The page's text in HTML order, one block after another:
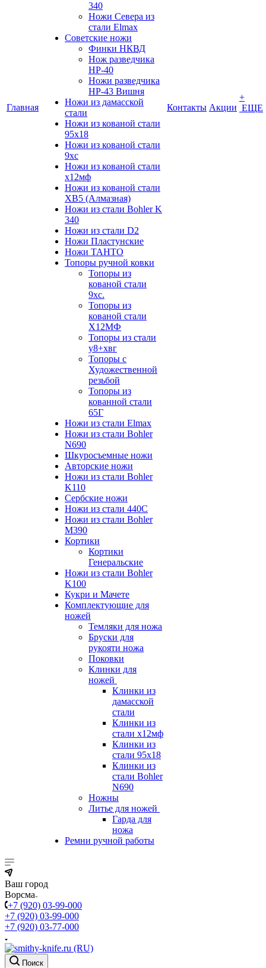
Главная
340
Ножи Севера из
стали Elmax
Советские ножи
Финки НКВД
Нож разведчика
НР-40
Ножи разведчика
НР-43 Вишня
Ножи из дамасской
стали
Ножи из кованой стали
95х18
Ножи из кованой стали
9хс
Ножи из кованой стали
х12мф
Ножи из кованой стали
ХВ5 (Алмазная)
Ножи из стали Bohler K
340
Ножи из стали D2
Ножи Пластунские
Ножи ТАНТО
Топоры ручной ковки
Топоры из
кованой стали
9хс.
Топоры из
кованой стали
Х12МФ
Топоры из стали
у8+хвг
Топоры с
Художественной
резьбой
Топоры из
кованной стали
65Г
Ножи из стали Elmax
Ножи из стали Bohler
N690
Шкуросъемные ножи
Авторские ножи
Ножи из стали Bohler
K110
Сербские ножи
Ножи из стали 440С
Ножи из стали Bohler
M390
Кортики
Кортики
Генеральские
Ножи из стали Bohler
K100
Кукри и Мачете
Комплектующие для
ножей
Темляки для ножа
Бруски для
рукояти ножа
Поковки
Клинки для
ножей
Клинки из
дамасской
стали
Клинки из
стали х12мф
Клинки из
стали 95х18
Клинки из
стали Bohler
N690
Ножны
Литье для ножей
Гарда для
ножа
Ремни ручной работы
Контакты Акции
+
ЕЩЕ
Ваш город
Ворсма
+7 (920) 03-99-000
+7 (920) 03-99-000
+7 (920) 03-77-000
Поиск